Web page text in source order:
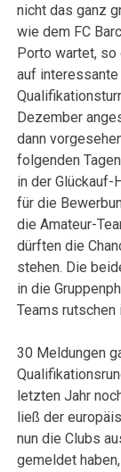
nicht das ganz
wie dem FC
Porto wartet,
auf
Dezember
dann
folgenden
in der Glückauf-
für die
die Amateur-
dürften die
stehen. Die
in die
Teams rutschen
30 Meldungen
letzten Jahr
ließ der
nun die Clubs
gemeldet